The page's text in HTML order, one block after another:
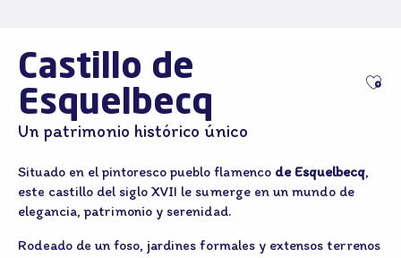
Castillo de
Esquelbecq
Un patrimonio histórico único
Situado en el pintoresco pueblo flamenco de Esquelbecq,
este castillo del siglo XVII le sumerge en un mundo de
elegancia, patrimonio y serenidad.
Rodeado de un foso, jardines formales y extensos terrenos